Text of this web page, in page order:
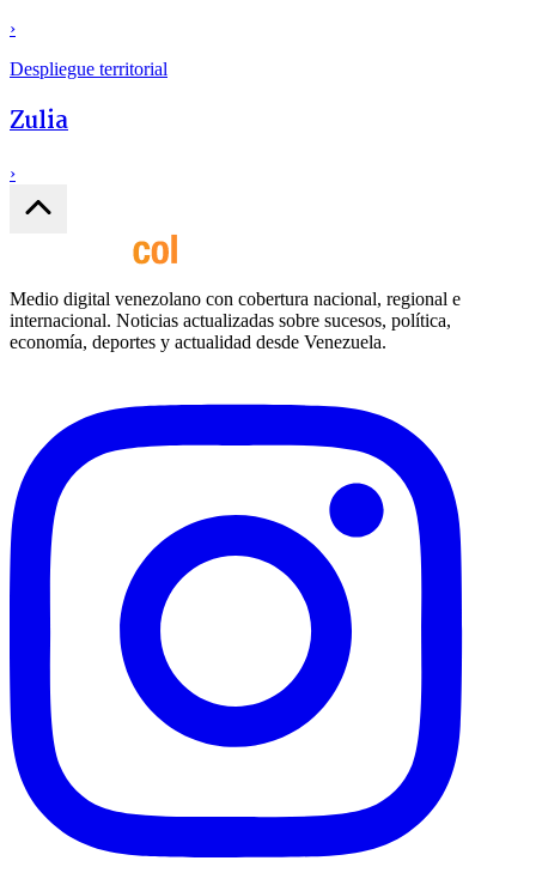
›
Despliegue territorial
Zulia
›
Medio digital venezolano con cobertura nacional, regional e
internacional. Noticias actualizadas sobre sucesos, política,
economía, deportes y actualidad desde Venezuela.